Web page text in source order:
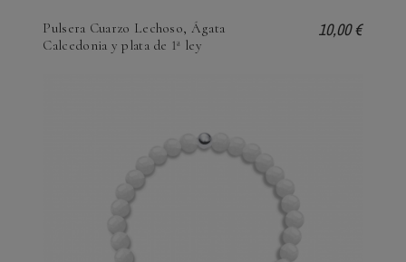
Pulsera Cuarzo Lechoso, Ágata
Calcedonia y plata de 1ª ley
10,00 €